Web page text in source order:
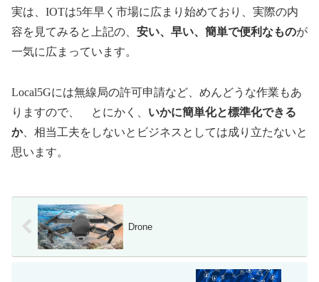
実は、IOTは5年早く市場に広まり始めており、実際の内
容を見てみると上記の、 安い、早い、簡単で便利なものが
一気に広まっています。
Local5Gには無線局の許可申請など、めんどうな作業もあ
りますので、 とにかく、 いかに簡単化と標準化できる
か、相当工夫をしないとビジネスとしては成り立たないと
思います。
Drone